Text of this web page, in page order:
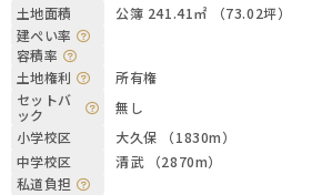
土地面積
公簿 241.41㎡ （73.02坪）
建ぺい率
容積率
土地権利
所有権
セットバ
ック
無し
小学校区
大久保 （1830m）
中学校区
清武 （2870m）
私道負担